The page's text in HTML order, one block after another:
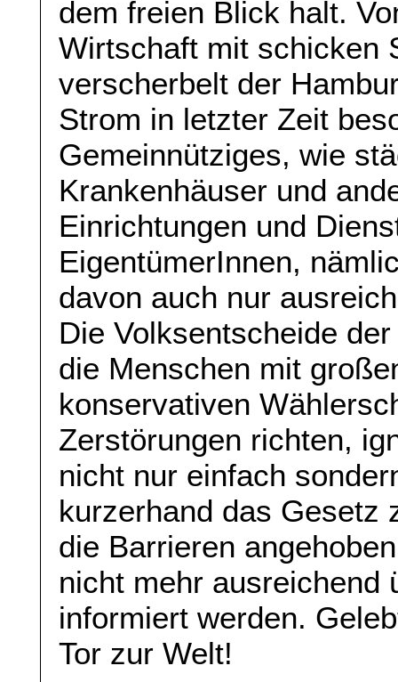
dem freien Blick halt.
Wirtschaft mit schicken
verscherbelt der
Strom in letzter Zeit
Gemeinnütziges, wie
Krankenhäuser und
Einrichtungen und
EigentümerInnen,
davon auch nur
Die Volksentscheide
die Menschen mit
konservativen
Zerstörungen richten,
nicht nur einfach
kurzerhand das Gesetz
die Barrieren
nicht mehr ausreichend
informiert werden.
Tor zur Welt!